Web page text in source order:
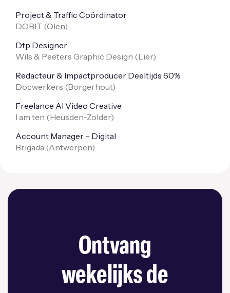
Project & Traffic Coördinator
DOBIT (Olen)
Dtp Designer
Wils & Peeters Graphic Design (Lier)
Redacteur & Impactproducer Deeltijds 60%
Docwerkers (Borgerhout)
Freelance AI Video Creative
I am ten (Heusden-Zolder)
Account Manager – Digital
Brigada (Antwerpen)
Ontvang
wekelijks de